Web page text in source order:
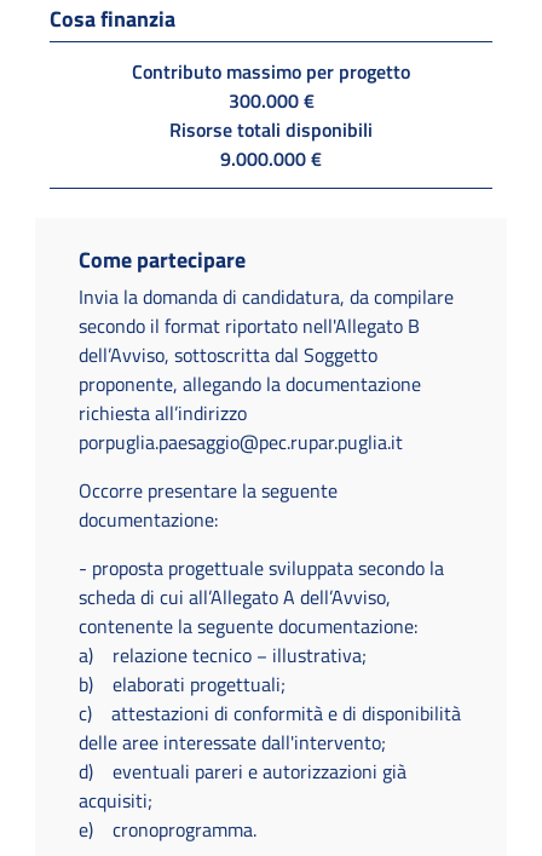
Cosa finanzia
Contributo massimo per progetto
300.000 €
Risorse totali disponibili
9.000.000 €
Come partecipare
Invia la domanda di candidatura, da compilare
secondo il format riportato nell'Allegato B
dell’Avviso, sottoscritta dal Soggetto
proponente, allegando la documentazione
richiesta all’indirizzo
porpuglia.paesaggio@pec.rupar.puglia.it
Occorre presentare la seguente
documentazione:
- proposta progettuale sviluppata secondo la
scheda di cui all’Allegato A dell’Avviso,
contenente la seguente documentazione:
a) relazione tecnico − illustrativa;
b) elaborati progettuali;
c) attestazioni di conformità e di disponibilità
delle aree interessate dall'intervento;
d) eventuali pareri e autorizzazioni già
acquisiti;
e) cronoprogramma.